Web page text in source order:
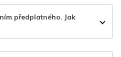
předplatného. Jak